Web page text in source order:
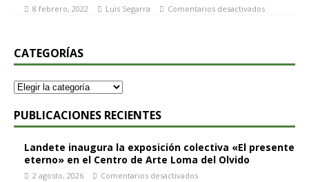
8 febrero, 2022 Luis Segarra Comentarios desactivados
CATEGORÍAS
PUBLICACIONES RECIENTES
Landete inaugura la exposición colectiva «El presente
eterno» en el Centro de Arte Loma del Olvido
2 agosto, 2026 Comentarios desactivados